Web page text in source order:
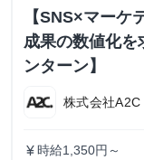
【SNS×マーケ
成果の数値化を
ンターン】
株式会社A2C
currency_yen 時給1,350円～